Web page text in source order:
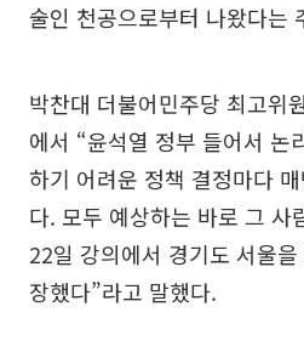
술인 천공으로부터 나왔다는
박찬대 더불어민주당 최고위
에서 “윤석열 정부 들어서 논
하기 어려운 정책 결정마다
다. 모두 예상하는 바로 그 사
22일 강의에서 경기도 서울
장했다”라고 말했다.